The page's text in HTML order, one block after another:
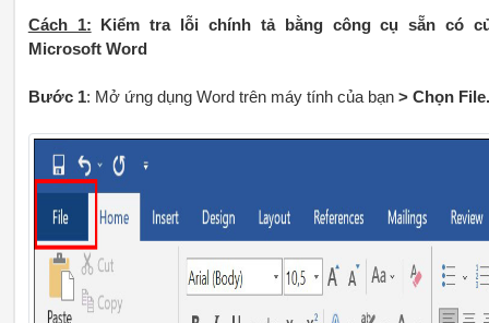
Cách 1: Kiểm tra lỗi chính tả bằng công cụ sẵn có
Microsoft Word
Bước 1: Mở ứng dụng Word trên máy tính của bạn > Chọn File.